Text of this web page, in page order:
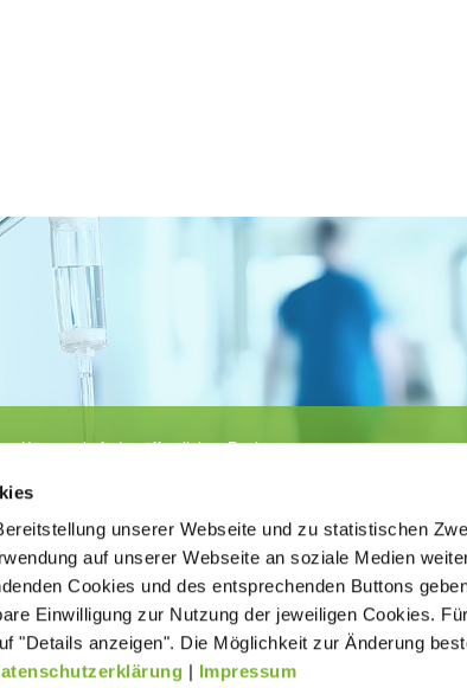
unserer Webseite und zu statistischen
auf unserer Webseite an soziale Medien
Cookies und des entsprechenden Buttons
Einwilligung zur Nutzung der jeweiligen Cookies.
"Details anzeigen". Die Möglichkeit zur Änderung
| Impressum
Körperschaft des öffentlichen Rechts
Kontakt